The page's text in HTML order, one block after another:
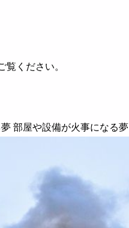
覧ください。
部屋や設備が火事になる夢